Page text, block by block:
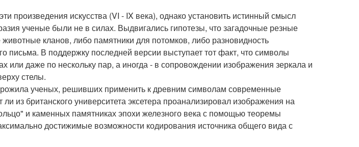
произведения искусства (VI - IX века), однако установить истинный смысл
ученые были не в силах. Выдвигались гипотезы, что загадочные резные
кланов, либо памятники для потомков, либо разновидность
письма. В поддержку последней версии выступает тот факт, что символы
или даже по нескольку пар, а иногда - в сопровождении изображения зеркала и
стелы.
ученых, решивших применить к древним символам современные
из британского университета эксетера проанализировал изображения на
и каменных памятниках эпохи железного века с помощью теоремы
достижимые возможности кодирования источника общего вида с